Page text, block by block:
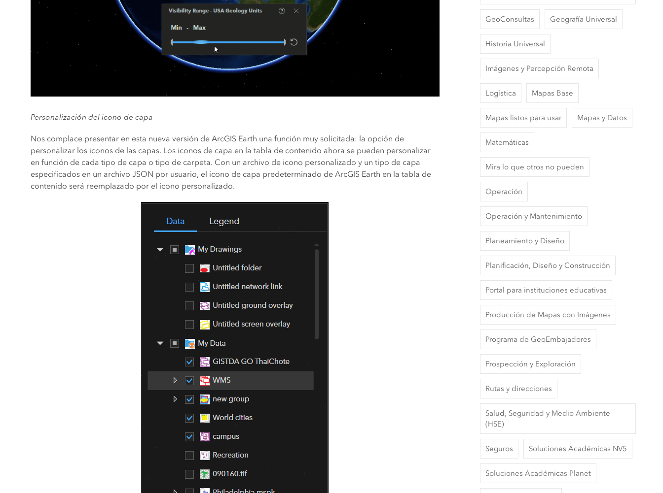
Personalización del icono de capa
Nos complace presentar en esta nueva versión de ArcGIS Earth una función muy solicitada: la opción de
personalizar los iconos de las capas. Los iconos de capa en la tabla de contenido ahora se pueden personalizar
en función de cada tipo de capa o tipo de carpeta. Con un archivo de icono personalizado y un tipo de capa
especificados en un archivo JSON por usuario, el icono de capa predeterminado de ArcGIS Earth en la tabla de
contenido será reemplazado por el icono personalizado.
GeoConsultas Geografía Universal
Historia Universal
Imágenes y Percepción Remota
Logística Mapas Base
Mapas listos para usar Mapas y Datos
Matemáticas
Mira lo que otros no pueden
Operación
Operación y Mantenimiento
Planeamiento y Diseño
Planificación, Diseño y Construcción
Portal para instituciones educativas
Producción de Mapas con Imágenes
Programa de GeoEmbajadores
Prospección y Exploración
Rutas y direcciones
Salud, Seguridad y Medio Ambiente
(HSE)
Seguros Soluciones Académicas NV5
Soluciones Académicas Planet